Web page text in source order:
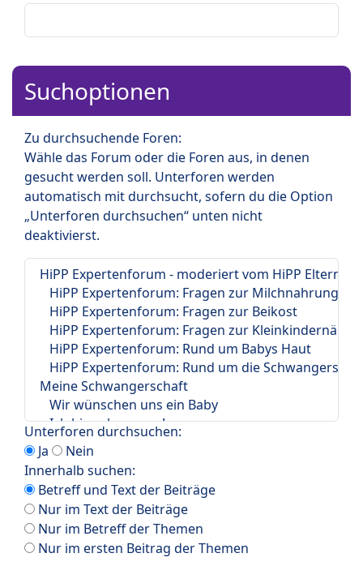
Suchoptionen
Zu durchsuchende Foren:
Wähle das Forum oder die Foren aus, in denen
gesucht werden soll. Unterforen werden
automatisch mit durchsucht, sofern du die Option
„Unterforen durchsuchen“ unten nicht
deaktivierst.
Unterforen durchsuchen:
Ja
Nein
Innerhalb suchen:
Betreff und Text der Beiträge
Nur im Text der Beiträge
Nur im Betreff der Themen
Nur im ersten Beitrag der Themen